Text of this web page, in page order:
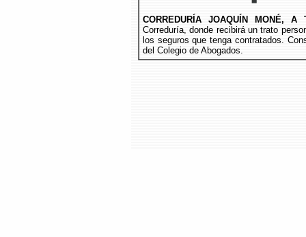
CORREDURÍA JOAQUÍN MONÉ, A
Correduría, donde recibirá un trato
los seguros que tenga contratados.
del Colegio de Abogados.